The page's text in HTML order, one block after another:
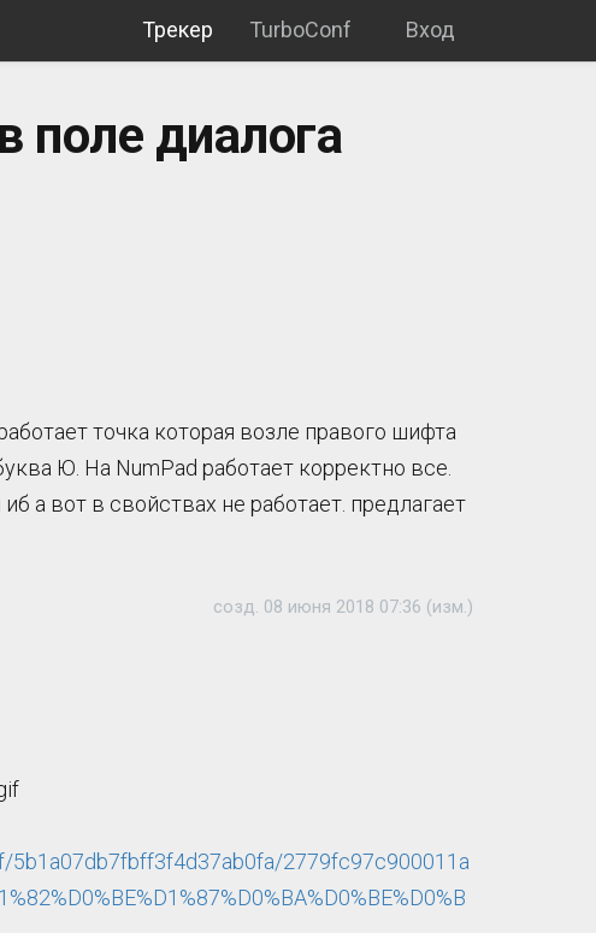
Вход
Трекер TurboConf
поле диалога
точка которая возле правого шифта
Ю. На NumPad работает корректно все.
а вот в свойствах не работает. предлагает
созд. 08 июня 2018 07:36 (изм.)
5b1a07db7fbff3f4d37ab0fa/2779fc97c900011a